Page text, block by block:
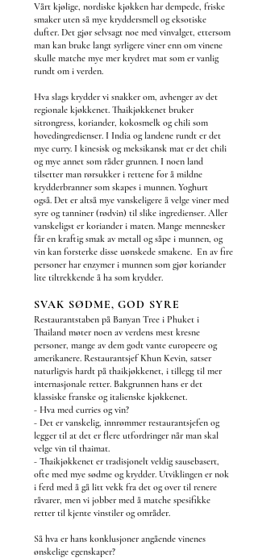
Vårt kjølige, nordiske kjøkken har dempede, friske
smaker uten så mye kryddersmell og eksotiske
dufter. Det gjør selvsagt noe med vinvalget, ettersom
man kan bruke langt syrligere viner enn om vinene
skulle matche mye mer krydret mat som er vanlig
rundt om i verden.
Hva slags krydder vi snakker om, avhenger av det
regionale kjøkkenet. Thaikjøkkenet bruker
sitrongress, koriander, kokosmelk og chili som
hovedingredienser. I India og landene rundt er det
mye curry. I kinesisk og meksikansk mat er det chili
og mye annet som råder grunnen. I noen land
tilsetter man rørsukker i rettene for å mildne
krydderbranner som skapes i munnen. Yoghurt
også. Det er altså mye vanskeligere å velge viner med
syre og tanniner (rødvin) til slike ingredienser. Aller
vanskeligst er koriander i maten. Mange mennesker
får en kraftig smak av metall og såpe i munnen, og
vin kan forsterke disse uønskede smakene. En av fire
personer har enzymer i munnen som gjør koriander
lite tiltrekkende å ha som krydder.
SVAK SØDME, GOD SYRE
Restaurantstaben på Banyan Tree i Phuket i
Thailand møter noen av verdens mest kresne
personer, mange av dem godt vante europeere og
amerikanere. Restaurantsjef Khun Kevin, satser
naturligvis hardt på thaikjøkkenet, i tillegg til mer
internasjonale retter. Bakgrunnen hans er det
klassiske franske og italienske kjøkkenet.
- Hva med curries og vin?
- Det er vanskelig, innrømmer restaurantsjefen og
legger til at det er flere utfordringer når man skal
velge vin til thaimat.
- Thaikjøkkenet er tradisjonelt veldig sausebasert,
ofte med mye sødme og krydder. Utviklingen er nok
i ferd med å gå litt vekk fra det og over til renere
råvarer, men vi jobber med å matche spesifikke
retter til kjente vinstiler og områder.
Så hva er hans konklusjoner angående vinenes
ønskelige egenskaper?